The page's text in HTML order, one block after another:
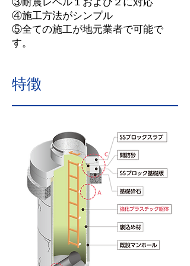
④施工方法がシンプル
⑤全ての施工が地元業者で可能で
す。
特徴